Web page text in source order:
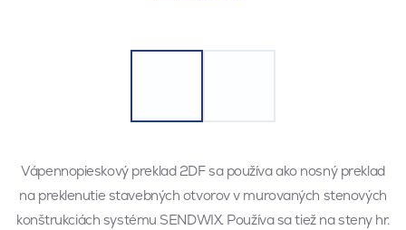
Vápennopieskový preklad 2DF sa používa ako nosný preklad
na preklenutie stavebných otvorov v murovaných stenových
konštrukciách systému SENDWIX. Používa sa tiež na steny hr.